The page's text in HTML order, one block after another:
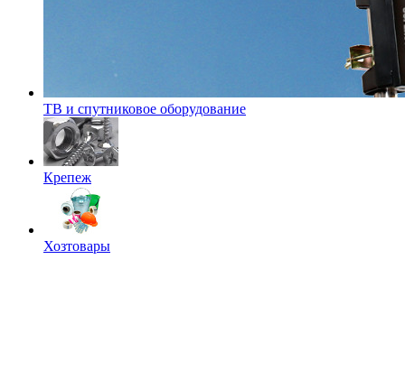
ТВ и спутниковое оборудование
Крепеж
Хозтовары